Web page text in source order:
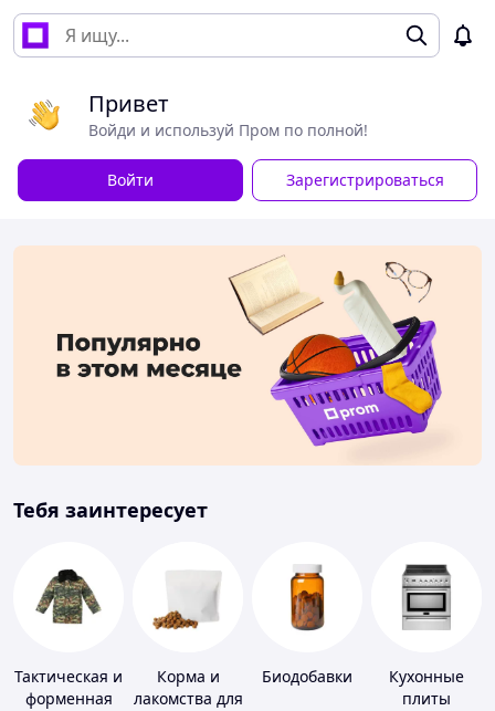
Привет
Войди и используй Пром по полной!
Войти Зарегистрироваться
Тебя заинтересует
Тактическая и
форменная
Корма и
лакомства для
Биодобавки
Кухонные
плиты